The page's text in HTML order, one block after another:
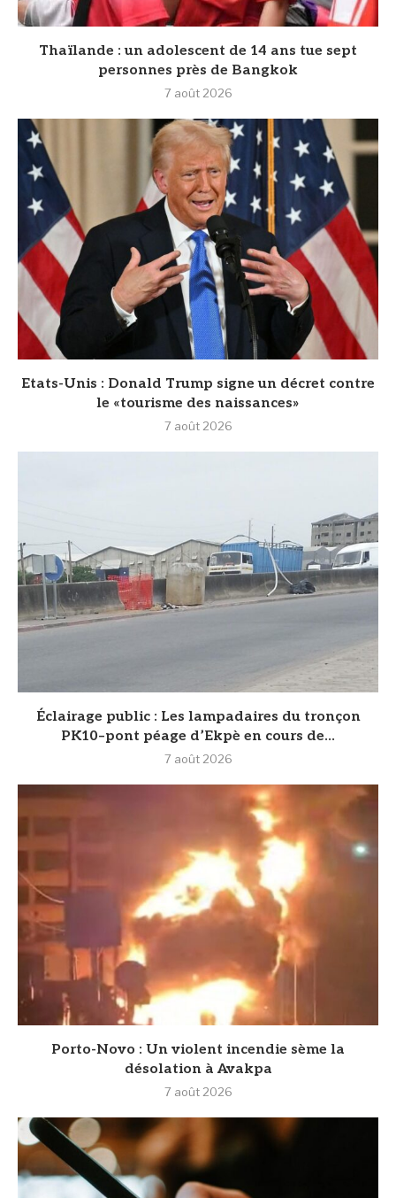
Thaïlande : un adolescent de 14 ans tue sept
personnes près de Bangkok
7 août 2026
Etats-Unis : Donald Trump signe un décret contre
le «tourisme des naissances»
7 août 2026
‎Éclairage public : Les lampadaires du tronçon
PK10–pont péage d’Ekpè en cours de...
7 août 2026
Porto-Novo : Un violent incendie sème la
désolation à Avakpa
7 août 2026